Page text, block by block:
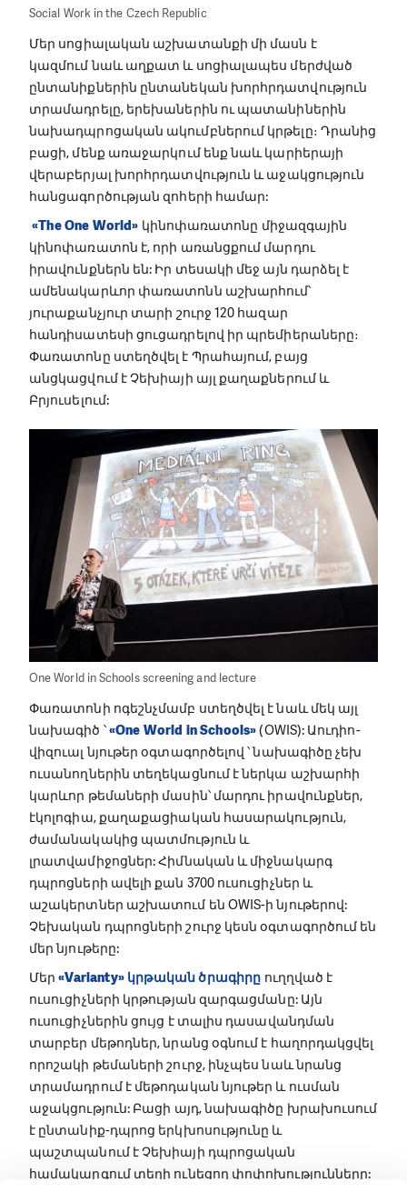
Social Work in the Czech Republic
Մեր սոցիալական աշխատանքի մի մասն է
կազմում նաև աղքատ և սոցիալապես մերժված
ընտանիքներին ընտանեկան խորհրդատվություն
տրամադրելը, երեխաներին ու պատանիներին
նախադպրոցական ակումբներում կրթելը։ Դրանից
բացի, մենք առաջարկում ենք նաև կարիերայի
վերաբերյալ խորհրդատվություն և աջակցություն
հանցագործության զոհերի համար:
«The One World»
կինոփառատոն է, որի առանցքում մարդու
իրավունքներն են: Իր տեսակի մեջ այն դարձել է
ամենակարևոր փառատոնն աշխարհում՝
յուրաքանչյուր տարի շուրջ 120 հազար
հանդիսատեսի ցուցադրելով իր պրեմիերաները։
Փառատոնը ստեղծվել է Պրահայում, բայց
անցկացվում է Չեխիայի այլ քաղաքներում և
Բրյուսելում:
One World in Schools screening and lecture
Փառատոնի ոգեշնչմամբ ստեղծվել է նաև մեկ այլ
նախագիծ ՝«One World in Schools»(OWIS): Աուդիո-
վիզուալ նյութեր օգտագործելով ՝ նախագիծը չեխ